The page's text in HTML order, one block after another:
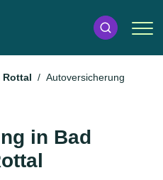
Rottal Autoversicherung
in Bad